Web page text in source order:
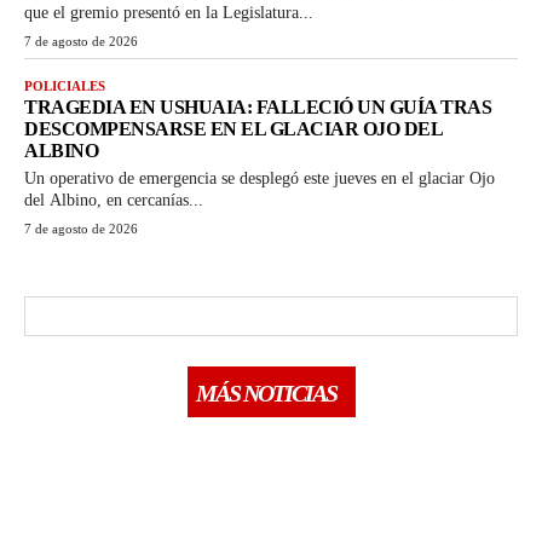
que el gremio presentó en la Legislatura...
7 de agosto de 2026
POLICIALES
TRAGEDIA EN USHUAIA: FALLECIÓ UN GUÍA TRAS
DESCOMPENSARSE EN EL GLACIAR OJO DEL
ALBINO
Un operativo de emergencia se desplegó este jueves en el glaciar Ojo
del Albino, en cercanías...
7 de agosto de 2026
MÁS NOTICIAS